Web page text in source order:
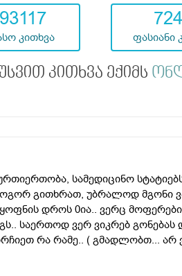
კითხვა ფასიანი
კითხვა ექიმს
სამედიცინო
როგორ გითხრათ, უბრალოდ
დროს 0ია.. ვერც
საერთოდ ვერ ვიკრებ გონებას
რა რამე.. ( გმადლობთ... არ